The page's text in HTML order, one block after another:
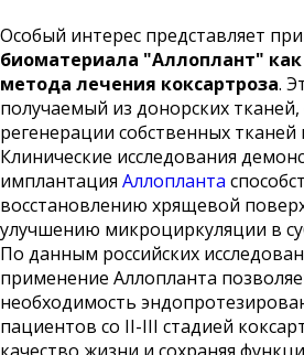
Особый интерес представляет
биоматериала "Аллоплант"
метода лечения коксартроза.
получаемый из донорских
регенерации собственных тканей
Клинические исследования
имплантация Аллопланта
восстановлению хрящевой
улучшению микроциркуляции в
По данным российских
применение Аллопланта
необходимость
пациентов со II-III стадией